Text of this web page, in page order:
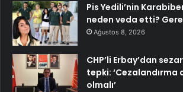
Pis Yedili’nin
neden veda etti?
Ağustos 8, 2026
CHP’li Erbay’dan
tepki: ‘Cezalandırma
olmalı’